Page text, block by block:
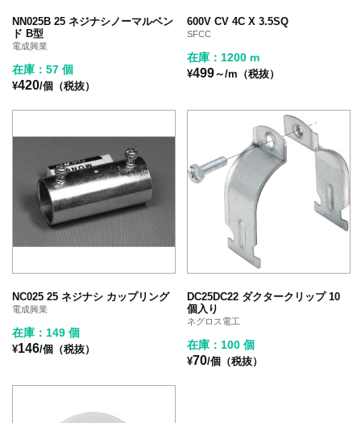
NN025B 25 ネジナシノーマルベン
ド B型
電成興業
在庫：57 個
¥420/個（税抜）
600V CV 4C X 3.5SQ
SFCC
在庫：1200 m
¥499～/m（税抜）
NC025 25 ネジナシ カップリング
電成興業
在庫：149 個
¥146/個（税抜）
DC25DC22 ダクタークリップ 10
個入り
ネグロス電工
在庫：100 個
¥70/個（税抜）